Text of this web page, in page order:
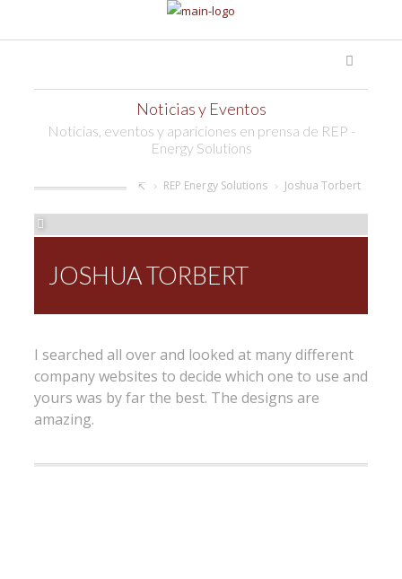
Noticias y Eventos
Noticias, eventos y apariciones en prensa de REP -
Energy Solutions
REP Energy Solutions Joshua Torbert
JOSHUA TORBERT
I searched all over and looked at many different
company websites to decide which one to use and
yours was by far the best. The designs are
amazing.